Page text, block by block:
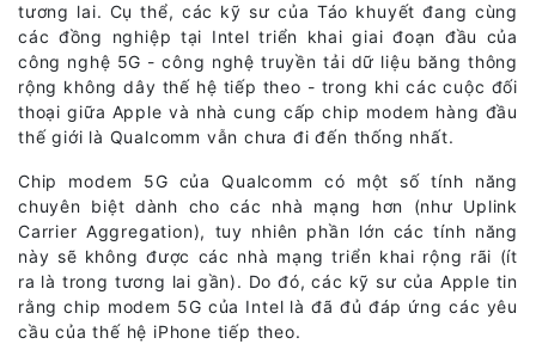
tương lai. Cụ thể, các kỹ sư của Táo khuyết đang cùng
các đồng nghiệp tại Intel triển khai giai đoạn đầu của
công nghệ 5G - công nghệ truyền tải dữ liệu băng thông
rộng không dây thế hệ tiếp theo - trong khi các cuộc đối
thoại giữa Apple và nhà cung cấp chip modem hàng đầu
thế giới là Qualcomm vẫn chưa đi đến thống nhất.
Chip modem 5G của Qualcomm có một số tính năng
chuyên biệt dành cho các nhà mạng hơn (như Uplink
Carrier Aggregation), tuy nhiên phần lớn các tính năng
này sẽ không được các nhà mạng triển khai rộng rãi (ít
ra là trong tương lai gần). Do đó, các kỹ sư của Apple tin
rằng chip modem 5G của Intel là đã đủ đáp ứng các yêu
cầu của thế hệ iPhone tiếp theo.